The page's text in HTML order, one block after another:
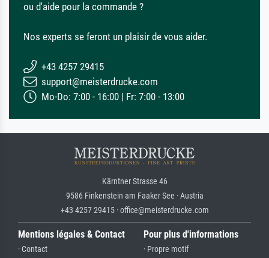
ou d'aide pour la commande ?
Nos experts se feront un plaisir de vous aider.
+43 4257 29415
support@meisterdrucke.com
Mo-Do: 7:00 - 16:00 | Fr: 7:00 - 13:00
Kärntner Strasse 46
9586 Finkenstein am Faaker See · Austria
+43 4257 29415 · office@meisterdrucke.com
Mentions légales & Contact
· Contact
Pour plus d'informations
· Propre motif